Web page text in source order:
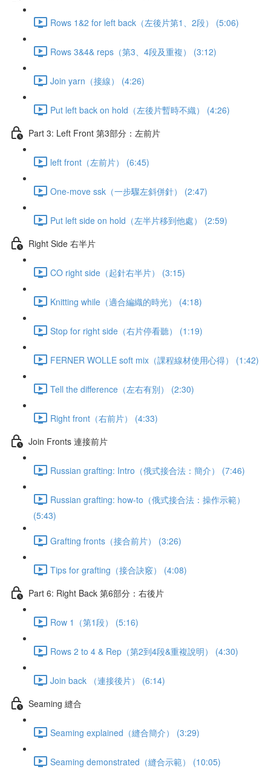
Rows 1&2 for left back（左後片第1、2段） (5:06)
Rows 3&4& reps（第3、4段及重複） (3:12)
Join yarn（接線） (4:26)
Put left back on hold（左後片暫時不織） (4:26)
Part 3: Left Front 第3部分：左前片
left front（左前片） (6:45)
One-move ssk（一步驟左斜併針） (2:47)
Put left side on hold（左半片移到他處） (2:59)
Right Side 右半片
CO right side（起針右半片） (3:15)
Knitting while（適合編織的時光） (4:18)
Stop for right side（右片停看聽） (1:19)
FERNER WOLLE soft mix（課程線材使用心得） (1:42)
Tell the difference（左右有別） (2:30)
Right front（右前片） (4:33)
Join Fronts 連接前片
Russian grafting: Intro（俄式接合法：簡介） (7:46)
Russian grafting: how-to（俄式接合法：操作示範）
(5:43)
Grafting fronts（接合前片） (3:26)
Tips for grafting（接合訣竅） (4:08)
Part 6: Right Back 第6部分：右後片
Row 1（第1段） (5:16)
Rows 2 to 4 & Rep（第2到4段&重複說明） (4:30)
Join back （連接後片） (6:14)
Seaming 縫合
Seaming explained（縫合簡介） (3:29)
Seaming demonstrated（縫合示範） (10:05)